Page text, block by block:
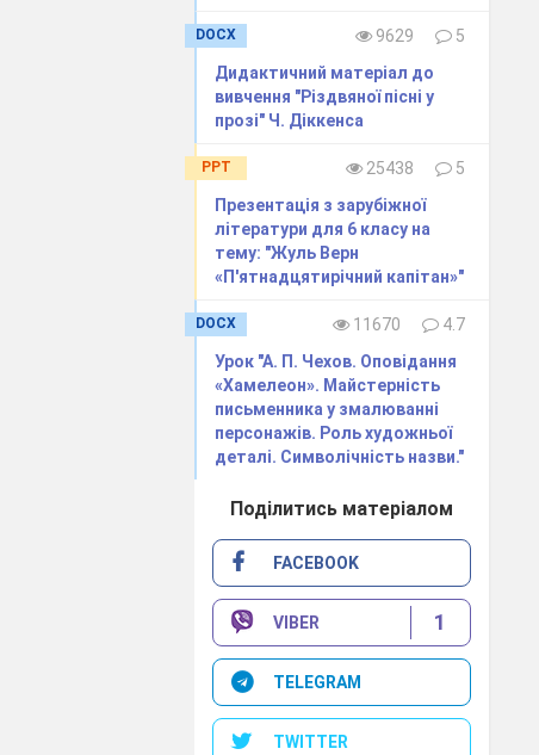
DOCX 9629
5
Дидактичний матеріал до
вивчення "Різдвяної пісні у
прозі" Ч. Діккенса
PPT 25438
5
Презентація з зарубіжної
літератури для 6 класу на
тему: "Жуль Верн
«П'ятнадцятирічний капітан»"
DOCX 11670
4.7
Урок "А. П. Чехов. Оповідання
«Хамелеон». Майстерність
письменника у змалюванні
персонажів. Роль художньої
деталі. Символічність назви."
Поділитись матеріалом
FACEBOOK
VIBER 1
TELEGRAM
TWITTER